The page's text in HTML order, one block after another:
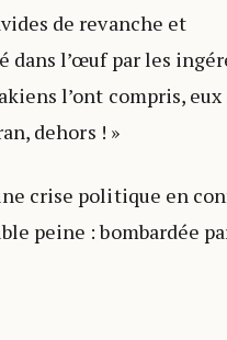
de revanche et
dans l’œuf par les
l’ont compris, eux
dehors ! »
crise politique en
peine : bombardée